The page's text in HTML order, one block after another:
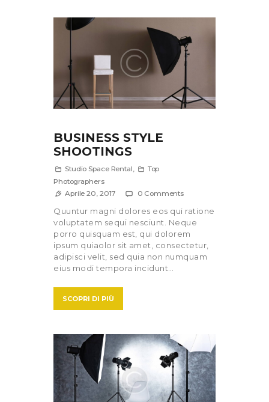
BUSINESS STYLE
SHOOTINGS
Studio Space Rental,
Top
Photographers
Aprile 20, 2017
0 Comments
Quuntur magni dolores eos qui ratione
voluptatem sequi nesciunt. Neque
porro quisquam est, qui dolorem
ipsum quiaolor sit amet, consectetur,
adipisci velit, sed quia non numquam
eius modi tempora incidunt…
SCOPRI DI PIÙ